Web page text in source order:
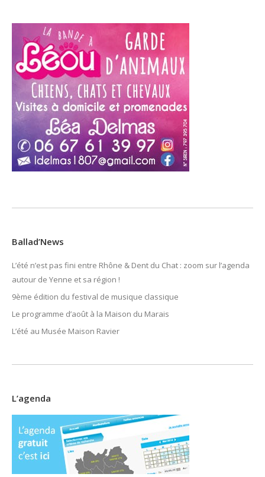
Ballad’News
L’été n’est pas fini entre Rhône & Dent du Chat : zoom sur l’agenda
autour de Yenne et sa région !
9ème édition du festival de musique classique
Le programme d’août à la Maison du Marais
L’été au Musée Maison Ravier
L’agenda